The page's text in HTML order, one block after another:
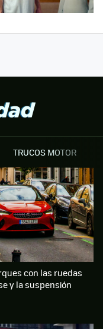
TRUCOS MOTOR
con las ruedas
y la suspensión